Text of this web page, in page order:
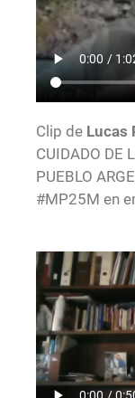
Clip de Lucas
CUIDADO DE
PUEBLO
#MP25M en